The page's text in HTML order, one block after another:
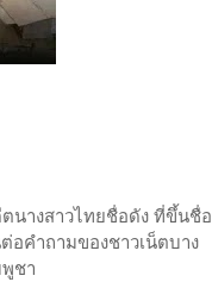
นางสาวไทยชื่อดัง ที่ขึ้นชื่อ
อคำถามของชาวเน็ตบาง
ชา